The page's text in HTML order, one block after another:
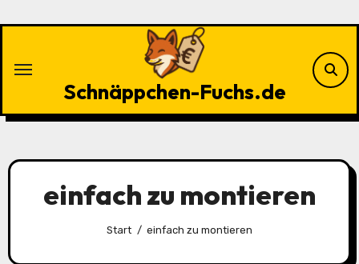
Schnäppchen-Fuchs.de
einfach zu montieren
Start einfach zu montieren